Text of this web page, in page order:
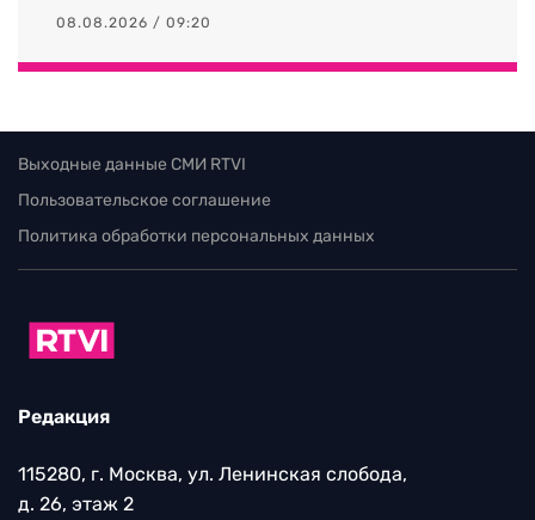
08.08.2026 / 09:20
Выходные данные СМИ RTVI
Пользовательское соглашение
Политика обработки персональных данных
Редакция
115280, г. Москва, ул. Ленинская слобода,
д. 26, этаж 2